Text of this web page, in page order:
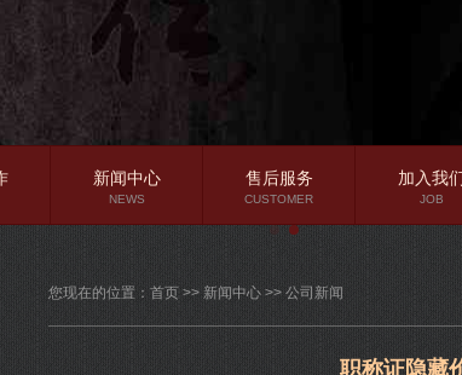
行业资讯
常见问题
新闻中心
NEWS
售后服务
CUSTOMER
加入我
JOB
您现在的位置： 首页 >> 新闻中心 >> 公司新闻
职称证隐藏